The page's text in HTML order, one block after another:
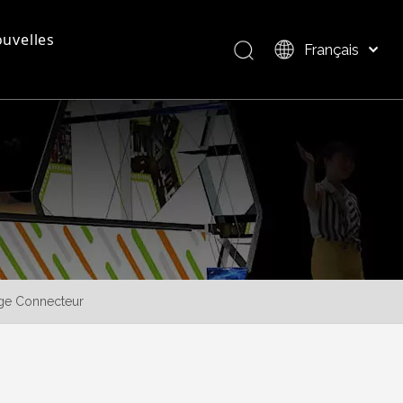
questions - réponses
Présentation du produit
Français
العربية
日本語
Pусский
Nederlands
Português
Español
English
Connecteur